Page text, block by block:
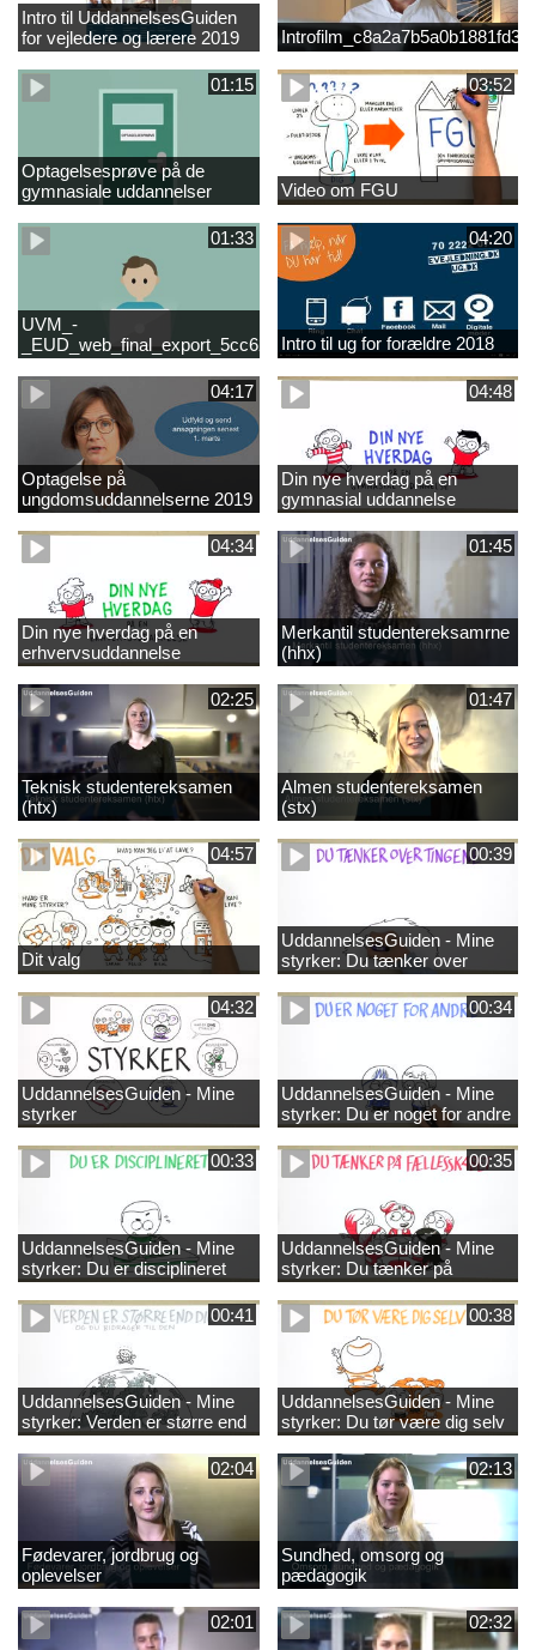
Intro til UddannelsesGuiden
for vejledere og lærere 2019
01:15
Optagelsesprøve på de
gymnasiale uddannelser
03:52
Video om FGU
01:33
UVM_-
04:20
Intro til ug for forældre 2018
04:17
Optagelse på
ungdomsuddannelserne 2019
04:48
Din nye hverdag på en
gymnasial uddannelse
04:34
Din nye hverdag på en
erhvervsuddannelse
01:45
Merkantil studentereksamrne
(hhx)
02:25
Teknisk studentereksamen
(htx)
01:47
Almen studentereksamen
(stx)
04:57
Dit valg
00:39
UddannelsesGuiden - Mine
styrker: Du tænker over
tingene
04:32
UddannelsesGuiden - Mine
styrker
00:34
UddannelsesGuiden - Mine
styrker: Du er noget for andre
00:33
UddannelsesGuiden - Mine
styrker: Du er disciplineret
00:35
UddannelsesGuiden - Mine
styrker: Du tænker på
fællesskabet
00:41
UddannelsesGuiden - Mine
styrker: Verden er større end
dig og du bidrager til den
00:38
UddannelsesGuiden - Mine
styrker: Du tør være dig selv
02:04
Fødevarer, jordbrug og
oplevelser
02:13
Sundhed, omsorg og
pædagogik
02:01 02:32